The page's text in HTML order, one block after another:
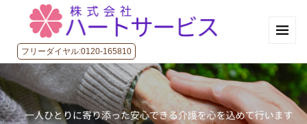
フリーダイヤル:0120-165810